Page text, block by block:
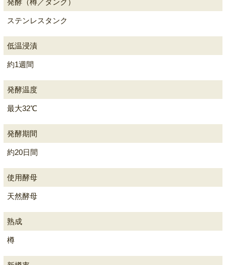
ステンレスタンク
低温浸漬
約1週間
発酵温度
最大32℃
発酵期間
約20日間
使用酵母
天然酵母
熟成
樽